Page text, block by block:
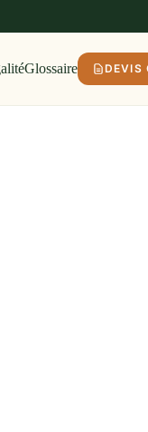
Glossaire DEVIS